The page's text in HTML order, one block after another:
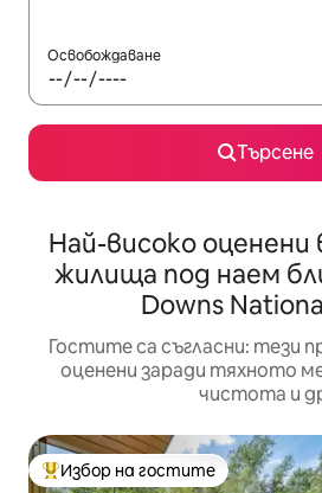
Освобождаване
Търсене
Най-високо оценени
жилища под наем
Downs
Гостите са съгласни: тези
оценени заради тяхното
чистота и
Най-популярен избор на гостите
Избор на гостите